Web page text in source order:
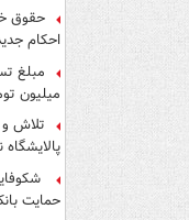
حقوق
احکام
میلیون
تلاش و
تولید
حمایت